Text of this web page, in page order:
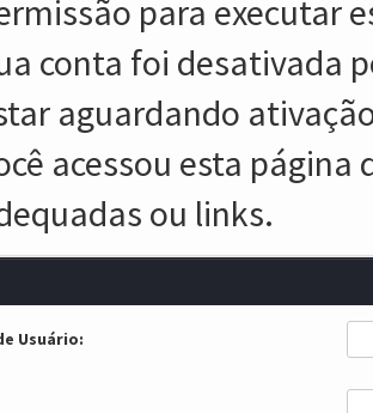
para executar
conta foi desativada
aguardando
acessou esta
ou links.
Usuário: